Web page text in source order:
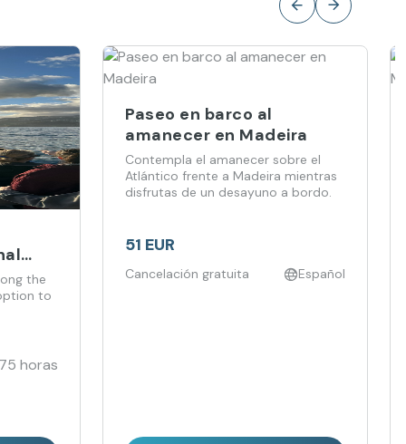
the
to
horas
Paseo en barco al
amanecer en Madeira
Contempla el amanecer sobre el
Atlántico frente a Madeira mientras
disfrutas de un desayuno a bordo.
51 EUR
Cancelación gratuita Español